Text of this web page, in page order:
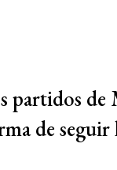
partidos de
de seguir